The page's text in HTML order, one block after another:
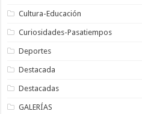
Cultura-Educación
Curiosidades-Pasatiempos
Deportes
Destacada
Destacadas
GALERÍAS